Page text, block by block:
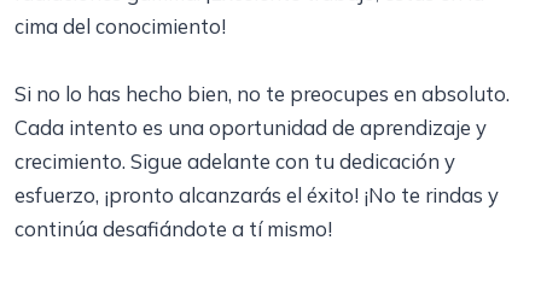
cima del conocimiento!
Si no lo has hecho bien, no te preocupes en absoluto.
Cada intento es una oportunidad de aprendizaje y
crecimiento. Sigue adelante con tu dedicación y
esfuerzo, ¡pronto alcanzarás el éxito! ¡No te rindas y
continúa desafiándote a tí mismo!